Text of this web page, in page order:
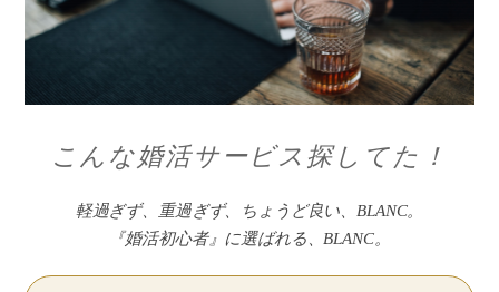
こんな婚活サービス探してた！
軽過ぎず、重過ぎず、ちょうど良い、BLANC。
『婚活初心者』に選ばれる、BLANC。